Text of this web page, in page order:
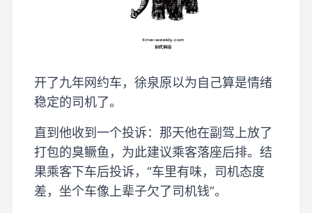
开了九年网约车，徐泉原以为自己算是情绪
稳定的司机了。
直到他收到一个投诉：那天他在副驾上放了
打包的臭鳜鱼，为此建议乘客落座后排。结
果乘客下车后投诉，“车里有味，司机态度
差，坐个车像上辈子欠了司机钱”。